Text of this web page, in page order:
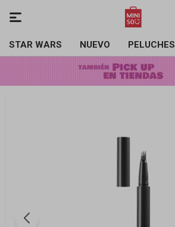
STAR WARS NUEVO PELUCHES
